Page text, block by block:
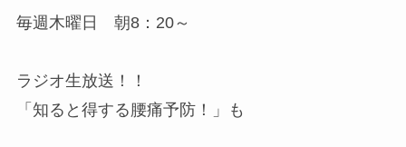
毎週木曜日 朝8：20～
ラジオ生放送！！
「知ると得する腰痛予防！」も